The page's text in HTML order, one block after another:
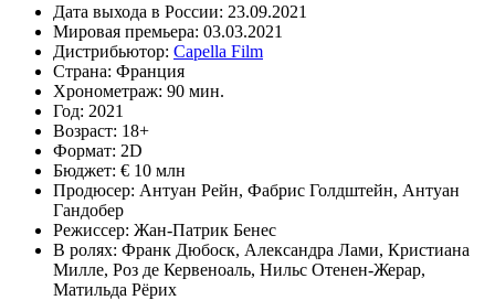
Дата выхода в России: 23.09.2021
Мировая премьера: 03.03.2021
Дистрибьютор: Capella Film
Страна: Франция
Хронометраж: 90 мин.
Год: 2021
Возраст: 18+
Формат: 2D
Бюджет: € 10 млн
Продюсер: Антуан Рейн, Фабрис Голдштейн, Антуан
Гандобер
Режиссер: Жан-Патрик Бенес
В ролях: Франк Дюбоск, Александра Лами, Кристиана
Милле, Роз де Кервеноаль, Нильс Отенен-Жерар,
Матильда Рёрих